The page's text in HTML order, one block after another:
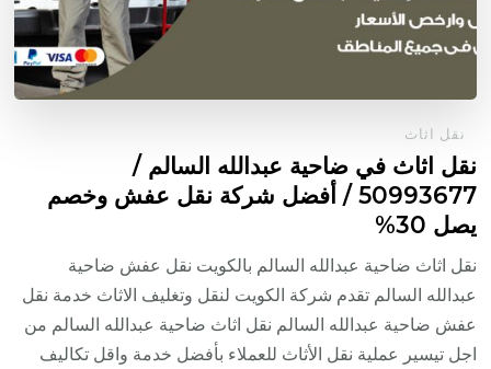
نقل اثاث
نقل اثاث في ضاحية عبدالله السالم /
50993677 / أفضل شركة نقل عفش وخصم
يصل 30%
نقل اثاث ضاحية عبدالله السالم بالكويت نقل عفش ضاحية
عبدالله السالم تقدم شركة الكويت لنقل وتغليف الاثاث خدمة نقل
عفش ضاحية عبدالله السالم نقل اثاث ضاحية عبدالله السالم من
اجل تيسير عملية نقل الأثاث للعملاء بأفضل خدمة واقل تكاليف